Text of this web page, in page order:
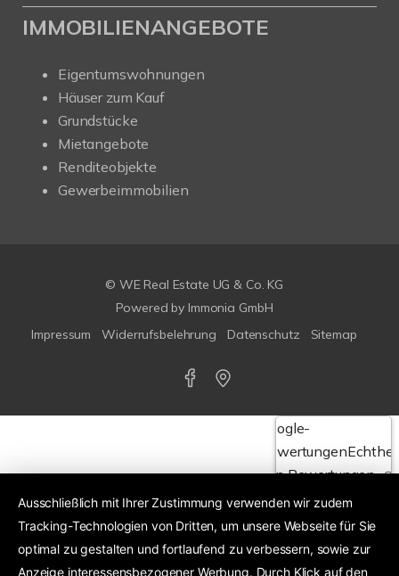
IMMOBILIENANGEBOTE
Eigentumswohnungen
Häuser zum Kauf
Grundstücke
Mietangebote
Renditeobjekte
Gewerbeimmobilien
© WE Real Estate UG & Co. KG
Powered by Immonia GmbH
Impressum
Widerrufsbelehrung Datenschutz Sitemap
Google-
Bewertungen
von Bewertungen
4,6
Ausschließlich mit Ihrer Zustimmung verwenden wir zudem
Tracking-Technologien von Dritten, um unsere Webseite für Sie
optimal zu gestalten und fortlaufend zu verbessern, sowie zur
Anzeige interessensbezogener Werbung. Durch Klick auf den